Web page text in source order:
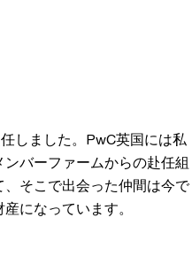
しました。PwC英国には私
バーファームからの赴任組
そこで出会った仲間は今で
になっています。